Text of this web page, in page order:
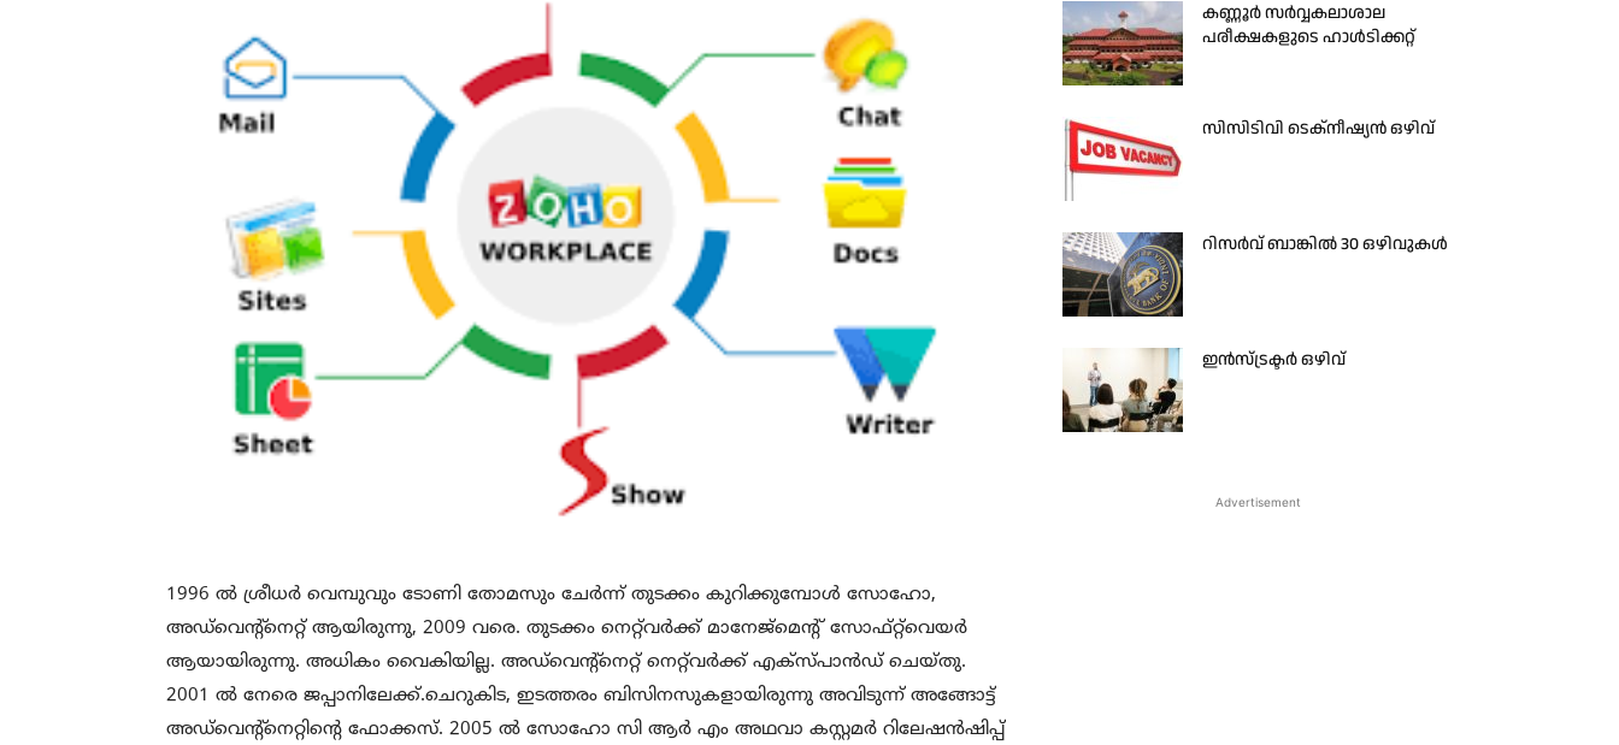
1996 ൽ ശ്രീധർ വെമ്പുവും ടോണി തോമസും ചേർന്ന് തുടക്കം കുറിക്കുമ്പോൾ സോഹോ,
അഡ്‌വെന്റ്നെറ്റ് ആയിരുന്നു, 2009 വരെ. തുടക്കം നെറ്റ്‌വർക്ക് മാനേജ്‍മെന്റ് സോഫ്റ്റ്‌വെയർ
ആയായിരുന്നു. അധികം വൈകിയില്ല. അഡ്‌വെന്റ്നെറ്റ് നെറ്റ്‌വർക്ക് എക്സ്പാൻഡ് ചെയ്തു.
2001 ൽ നേരെ ജപ്പാനിലേക്ക്.ചെറുകിട, ഇടത്തരം ബിസിനസുകളായിരുന്നു അവിടുന്ന് അങ്ങോട്ട്
അഡ്‌വെന്റ്നെറ്റിന്റെ ഫോക്കസ്. 2005 ൽ സോഹോ സി ആർ എം അഥവാ കസ്റ്റമർ റിലേഷൻഷിപ്പ്
കണ്ണൂർ സർവ്വകലാശാല
പരീക്ഷകളുടെ ഹാൾടിക്കറ്റ്
സിസിടിവി ടെക്നീഷ്യൻ ഒഴിവ്
റിസർവ് ബാങ്കിൽ 30 ഒഴിവുകൾ
ഇന്‍സ്ട്രക്ടര്‍ ഒഴിവ്
Advertisement